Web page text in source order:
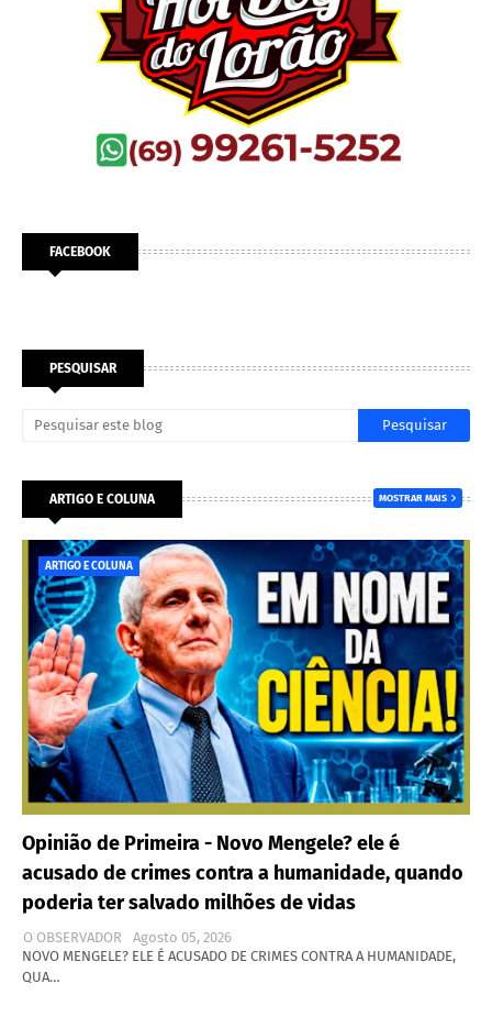
FACEBOOK
PESQUISAR
ARTIGO E COLUNA MOSTRAR MAIS
ARTIGO E COLUNA
Opinião de Primeira - Novo Mengele? ele é
acusado de crimes contra a humanidade, quando
poderia ter salvado milhões de vidas
O OBSERVADOR
Agosto 05, 2026
NOVO MENGELE? ELE É ACUSADO DE CRIMES CONTRA A HUMANIDADE,
QUA…